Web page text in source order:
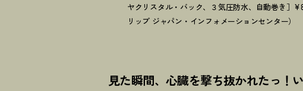
ヤクリスタル・バック、３気圧防水、自動巻き］
リップ ジャパン・インフォメーションセンター）
見た瞬間、心臓を撃ち抜かれたっ ！